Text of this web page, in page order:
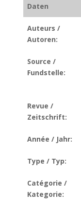
Daten
Auteurs /
Autoren:
Source /
Fundstelle:
Revue /
Zeitschrift:
Année / Jahr:
Type / Typ:
Catégorie /
Kategorie: